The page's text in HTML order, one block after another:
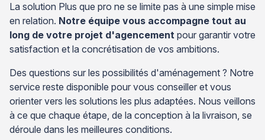
La solution Plus que pro ne se limite pas à une simple mise
en relation. Notre équipe vous accompagne tout au
long de votre projet d'agencement pour garantir votre
satisfaction et la concrétisation de vos ambitions.
Des questions sur les possibilités d'aménagement ? Notre
service reste disponible pour vous conseiller et vous
orienter vers les solutions les plus adaptées. Nous veillons
à ce que chaque étape, de la conception à la livraison, se
déroule dans les meilleures conditions.